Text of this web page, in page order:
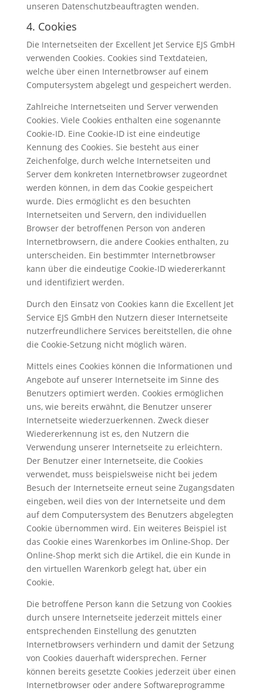
unseren Datenschutzbeauftragten wenden.
4. Cookies
Die Internetseiten der Excellent Jet Service EJS GmbH
verwenden Cookies. Cookies sind Textdateien,
welche über einen Internetbrowser auf einem
Computersystem abgelegt und gespeichert werden.
Zahlreiche Internetseiten und Server verwenden
Cookies. Viele Cookies enthalten eine sogenannte
Cookie-ID. Eine Cookie-ID ist eine eindeutige
Kennung des Cookies. Sie besteht aus einer
Zeichenfolge, durch welche Internetseiten und
Server dem konkreten Internetbrowser zugeordnet
werden können, in dem das Cookie gespeichert
wurde. Dies ermöglicht es den besuchten
Internetseiten und Servern, den individuellen
Browser der betroffenen Person von anderen
Internetbrowsern, die andere Cookies enthalten, zu
unterscheiden. Ein bestimmter Internetbrowser
kann über die eindeutige Cookie-ID wiedererkannt
und identifiziert werden.
Durch den Einsatz von Cookies kann die Excellent Jet
Service EJS GmbH den Nutzern dieser Internetseite
nutzerfreundlichere Services bereitstellen, die ohne
die Cookie-Setzung nicht möglich wären.
Mittels eines Cookies können die Informationen und
Angebote auf unserer Internetseite im Sinne des
Benutzers optimiert werden. Cookies ermöglichen
uns, wie bereits erwähnt, die Benutzer unserer
Internetseite wiederzuerkennen. Zweck dieser
Wiedererkennung ist es, den Nutzern die
Verwendung unserer Internetseite zu erleichtern.
Der Benutzer einer Internetseite, die Cookies
verwendet, muss beispielsweise nicht bei jedem
Besuch der Internetseite erneut seine Zugangsdaten
eingeben, weil dies von der Internetseite und dem
auf dem Computersystem des Benutzers abgelegten
Cookie übernommen wird. Ein weiteres Beispiel ist
das Cookie eines Warenkorbes im Online-Shop. Der
Online-Shop merkt sich die Artikel, die ein Kunde in
den virtuellen Warenkorb gelegt hat, über ein
Cookie.
Die betroffene Person kann die Setzung von Cookies
durch unsere Internetseite jederzeit mittels einer
entsprechenden Einstellung des genutzten
Internetbrowsers verhindern und damit der Setzung
von Cookies dauerhaft widersprechen. Ferner
können bereits gesetzte Cookies jederzeit über einen
Internetbrowser oder andere Softwareprogramme